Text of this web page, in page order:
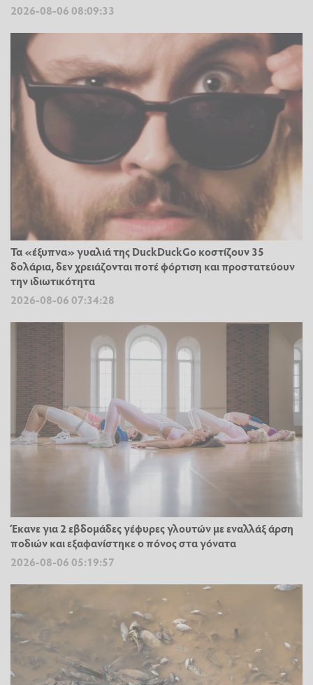
2026-08-06 08:09:33
Τα «έξυπνα» γυαλιά της DuckDuckGo κοστίζουν 35
δολάρια, δεν χρειάζονται ποτέ φόρτιση και προστατεύουν
την ιδιωτικότητα
2026-08-06 07:34:28
Έκανε για 2 εβδομάδες γέφυρες γλουτών με εναλλάξ άρση
ποδιών και εξαφανίστηκε ο πόνος στα γόνατα
2026-08-06 05:19:57